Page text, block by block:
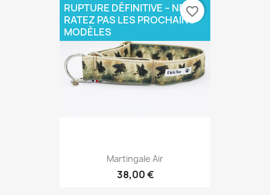
Martingale Air
38,00 €
RUPTURE DÉFINITIVE – NE
RATEZ PAS LES PROCHAINS
MODÈLES
favorite_border